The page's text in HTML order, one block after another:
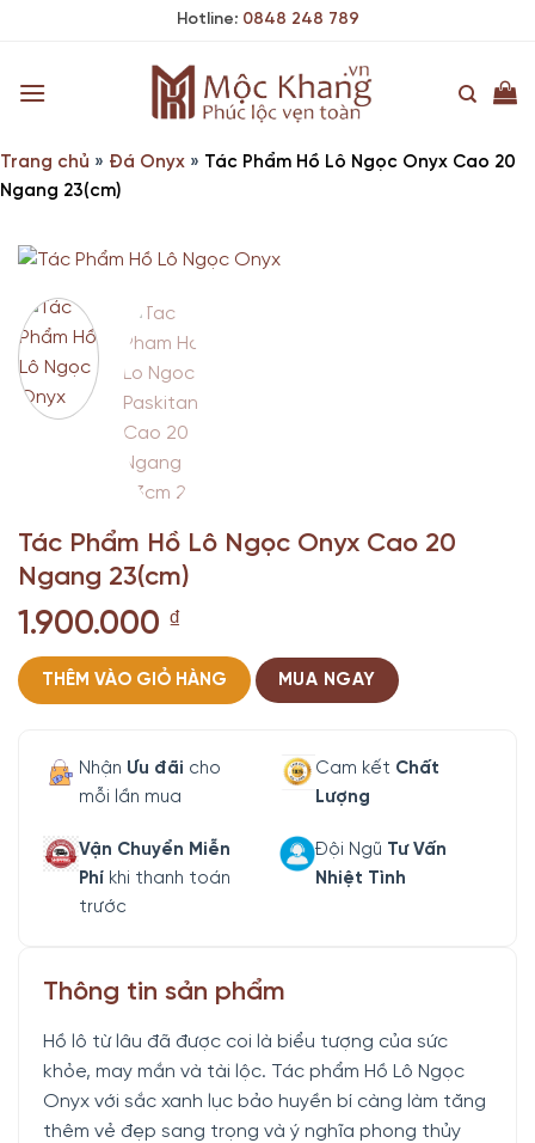
Hotline: 0848 248 789
Trang chủ » Đá Onyx » Tác Phẩm Hồ Lô Ngọc Onyx Cao 20
Ngang 23(cm)
Tác Phẩm Hồ Lô Ngọc Onyx Cao 20
Ngang 23(cm)
1.900.000 ₫
THÊM VÀO GIỎ HÀNG MUA NGAY
Nhận Ưu đãi cho
mỗi lần mua
Cam kết Chất
Lượng
Vận Chuyển Miễn
Phí khi thanh toán
trước
Đội Ngũ Tư Vấn
Nhiệt Tình
Thông tin sản phẩm
Hồ lô từ lâu đã được coi là biểu tượng của sức
khỏe, may mắn và tài lộc. Tác phẩm Hồ Lô Ngọc
Onyx với sắc xanh lục bảo huyền bí càng làm tăng
thêm vẻ đẹp sang trọng và ý nghĩa phong thủy